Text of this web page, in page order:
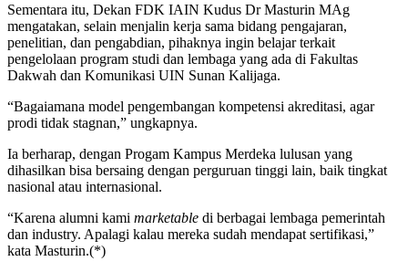
Sementara itu, Dekan FDK IAIN Kudus Dr Masturin MAg
mengatakan, selain menjalin kerja sama bidang pengajaran,
penelitian, dan pengabdian, pihaknya ingin belajar terkait
pengelolaan program studi dan lembaga yang ada di Fakultas
Dakwah dan Komunikasi UIN Sunan Kalijaga.
“Bagaiamana model pengembangan kompetensi akreditasi, agar
prodi tidak stagnan,” ungkapnya.
Ia berharap, dengan Progam Kampus Merdeka lulusan yang
dihasilkan bisa bersaing dengan perguruan tinggi lain, baik tingkat
nasional atau internasional.
“Karena alumni kami marketable di berbagai lembaga pemerintah
dan industry. Apalagi kalau mereka sudah mendapat sertifikasi,”
kata Masturin.(*)